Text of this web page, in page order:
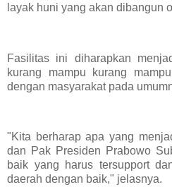
layak huni yang akan dibangun
Fasilitas ini diharapkan
kurang mampu kurang
dengan masyarakat pada
"Kita berharap apa yang
dan Pak Presiden Prabowo
baik yang harus tersupport
daerah dengan baik," jelasnya.